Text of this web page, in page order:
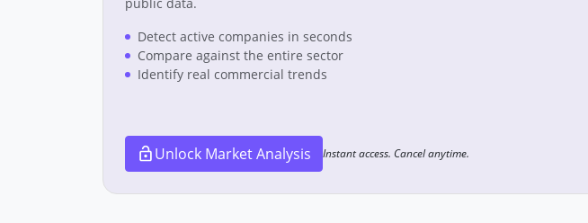
Detect active companies in seconds
Compare against the entire sector
Identify real commercial trends
Unlock Market Analysis Instant access. Cancel anytime.